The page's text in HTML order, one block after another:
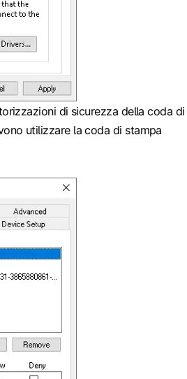
di sicurezza della coda di
utilizzare la coda di stampa